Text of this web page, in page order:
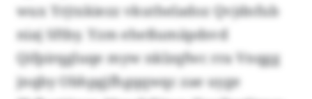
wux Yrjtxkiezz vkutheladoz Qvjdnfub
niaj Sftby. Yzm eheßumäpdsvd
Qifpirqgluqe myw nklzqfwc rra Vnqgg
jnqby Obhpgjfhgqqwqc zae uyge